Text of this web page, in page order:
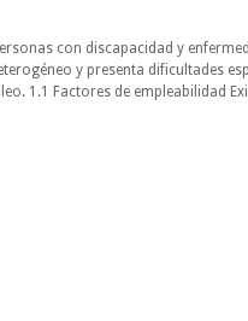
con discapacidad y
y presenta dificultades
1.1 Factores de empleabilidad